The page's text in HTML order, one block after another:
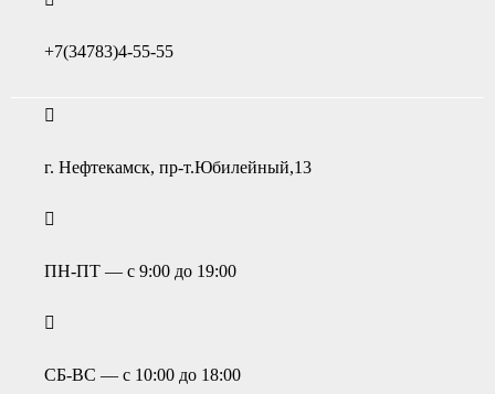
+7(34783)4-55-55
г. Нефтекамск, пр-т.Юбилейный,13
ПН-ПТ — с 9:00 до 19:00
СБ-ВС — с 10:00 до 18:00